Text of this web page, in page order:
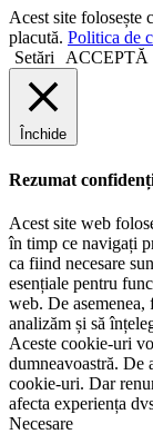
Acest site folosește
placută. Politica de
Setări
ACCEPTĂ
Închide
Rezumat
Acest site web
în timp ce navigați
ca fiind necesare
esențiale pentru
web. De asemenea,
analizăm și să
Aceste cookie-uri
dumneavoastră. De
cookie-uri. Dar
afecta experiența
Necesare